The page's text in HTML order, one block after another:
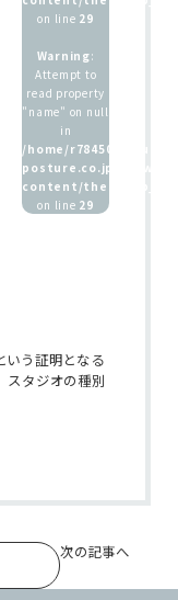
クター
on line 29
Warning:
Attempt to
read property
"name" on null
in
/home/r7845083/
posture.co.jp/wp/wp-
content/themes/
on line 29
いう証明となる
スタジオの種別
次の記事へ